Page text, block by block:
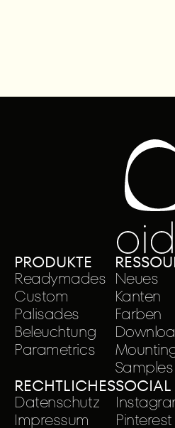
Pinterest
PRODUKTE
Readymades
Custom
Palisades
Beleuchtung
Parametrics
Neues
Kanten
Farben
Samples
RECHTLICHES
Datenschutz
Impressum